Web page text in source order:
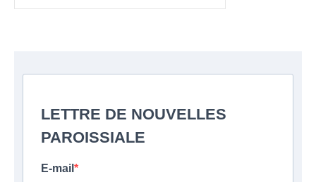
LETTRE DE NOUVELLES
PAROISSIALE
E-mail